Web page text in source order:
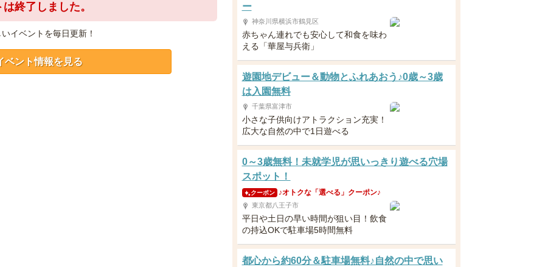
終了しました。
イベントを毎日更新！
ベント情報を見る
ー
神奈川県横浜市鶴見区
赤ちゃん連れでも安心して和食を味わ
える「華屋与兵衛」
遊園地デビュー＆動物とふれあおう♪0歳～3歳
は入園無料
千葉県富津市
小さな子供向けアトラクション充実！
広大な自然の中で1日遊べる
0～3歳無料！未就学児が思いっきり遊べる穴場
スポット！
クーポン ♪オトクな「選べる」クーポン♪
東京都八王子市
平日や土日の早い時間が狙い目！飲食
の持込OKで駐車場5時間無料
都心から約60分＆駐車場無料♪自然の中で思い